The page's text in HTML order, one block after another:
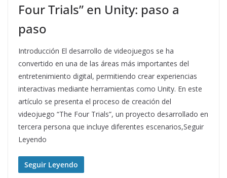
Four Trials” en Unity: paso a
paso
Introducción El desarrollo de videojuegos se ha
convertido en una de las áreas más importantes del
entretenimiento digital, permitiendo crear experiencias
interactivas mediante herramientas como Unity. En este
artículo se presenta el proceso de creación del
videojuego “The Four Trials”, un proyecto desarrollado en
tercera persona que incluye diferentes escenarios,Seguir
Leyendo
Seguir Leyendo